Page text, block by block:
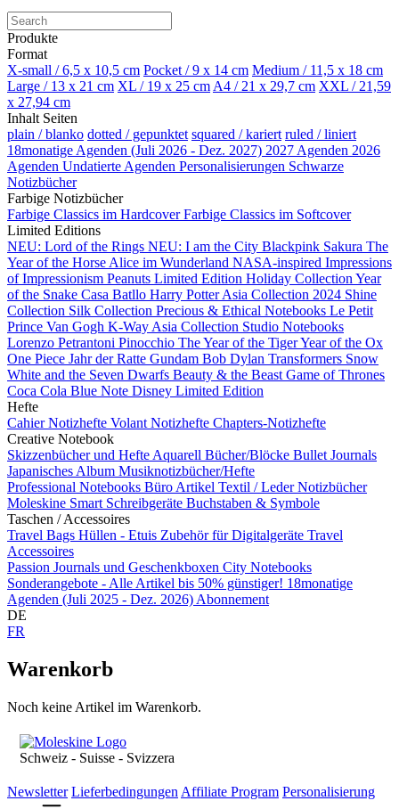
Produkte
Format
X-small / 6,5 x 10,5 cm Pocket / 9 x 14 cm Medium / 11,5 x 18 cm
Large / 13 x 21 cm XL / 19 x 25 cm A4 / 21 x 29,7 cm XXL / 21,59
x 27,94 cm
Inhalt Seiten
plain / blanko dotted / gepunktet squared / kariert ruled / liniert
18monatige Agenden (Juli 2026 - Dez. 2027) 2027 Agenden 2026
Agenden Undatierte Agenden Personalisierungen Schwarze
Notizbücher
Farbige Notizbücher
Farbige Classics im HardcoverFarbige Classics im Softcover
Limited Editions
NEU: Lord of the Rings NEU: I am the City Blackpink Sakura The
Year of the Horse Alice im Wunderland NASA-inspired Impressions
of Impressionism Peanuts Limited Edition Holiday Collection Year
of the Snake Casa Batllo Harry PotterAsia Collection 2024 Shine
Collection Silk Collection Precious & Ethical Notebooks Le Petit
Prince Van Gogh K-Way Asia Collection Studio Notebooks
Lorenzo Petrantoni Pinocchio The Year of the TigerYear of the Ox
One Piece Jahr der Ratte Gundam Bob Dylan Transformers Snow
White and the Seven Dwarfs Beauty & the Beast Game of Thrones
Coca Cola Blue Note Disney Limited Edition
Hefte
Cahier Notizhefte Volant Notizhefte Chapters-Notizhefte
Creative Notebook
Skizzenbücher und Hefte Aquarell Bücher/Blöcke Bullet Journals
Japanisches Album Musiknotizbücher/Hefte
Professional Notebooks Büro Artikel Textil / Leder Notizbücher
Moleskine Smart Schreibgeräte Buchstaben & Symbole
Taschen / Accessoires
Travel Bags Hüllen - Etuis Zubehör für Digitalgeräte Travel
Accessoires
Passion Journals und Geschenkboxen City Notebooks
Sonderangebote - Alle Artikel bis 50% günstiger! 18monatige
Agenden (Juli 2025 - Dez. 2026) Abonnement
DE
FR
Warenkorb
Noch keine Artikel im Warenkorb.
Schweiz - Suisse - Svizzera
Newsletter Lieferbedingungen Affiliate Program Personalisierung